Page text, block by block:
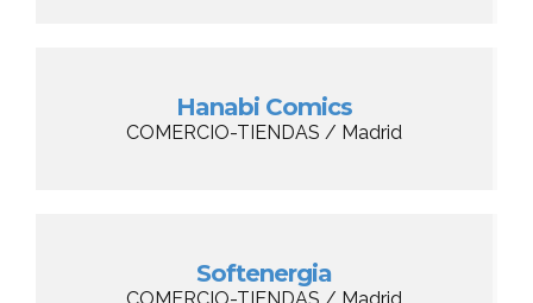
Hanabi Comics
COMERCIO-TIENDAS / Madrid
Softenergia